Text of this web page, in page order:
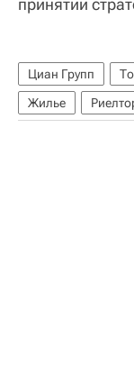
принятии
Циан Групп
Жилье